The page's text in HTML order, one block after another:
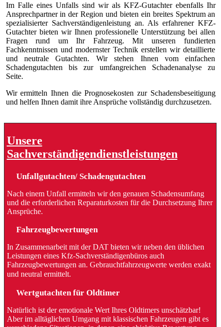
Im Falle eines Unfalls sind wir als KFZ-Gutachter ebenfalls Ihr
Ansprechpartner in der Region und bieten ein breites Spektrum an
spezialisierter Sachverständigenleistung an. Als erfahrener KFZ-
Gutachter bieten wir Ihnen professionelle Unterstützung bei allen
Fragen rund um Ihr Fahrzeug. Mit unseren fundierten
Fachkenntnissen und modernster Technik erstellen wir detaillierte
und neutrale Gutachten. Wir stehen Ihnen vom einfachen
Schadengutachten bis zur umfangreichen Schadenanalyse zu
Seite.
Wir ermitteln Ihnen die Prognosekosten zur Schadensbeseitigung
und helfen Ihnen damit ihre Ansprüche vollständig durchzusetzen.
Unsere
Sachverständigendienstleistungen
Unfallgutachten/ Schadengutachten
Nach einem Unfall ermitteln wir den genauen Schadensumfang
und die erforderlichen Reparaturkosten für die Durchsetzung Ihrer
Ansprüche.
Fahrzeugbewertungen
In Zusammenarbeit mit der DAT bieten wir neben den üblichen
Leistungen eines Kfz-Sachverständigenbüros auch
Fahrzeugbewertungen an. Gebrauchtfahrzeugwerte werden exakt
und neutral ermittelt.
Wertgutachten für Oldtimer
Natürlich ist der emotionale Wert Ihres Oldtimers unschätzbar!
Aber im alltäglichen Umgang mit klassischen Fahrzeugen gibt es